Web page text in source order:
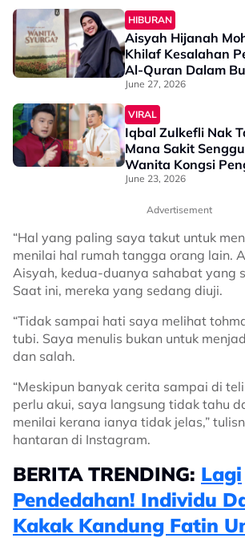
HIBURAN
Aisyah Hijanah
Khilaf Kesalahan
Al-Quran Dalam
“Sepatutnya
Imej Figura…”
June 27, 2026
VIRAL
Iqbal Zulkefli Nak
Mana Sakit
Wanita Kongsi
Ilmu - “Itu Ada
June 23, 2026
Advertisement
“Hal yang paling saya takut untuk
menilai hal rumah tangga orang lain.
Aisyah, kedua-duanya sahabat yang
Saat ini, mereka yang sedang diuji.
“Tidak sampai hati saya melihat
tubi. Saya menulis bukan untuk
dan salah.
“Meskipun banyak cerita sampai di
perlu akui, saya langsung tidak tahu
menilai kerana ianya tidak jelas,”
hantaran di Instagram.
BERITA TRENDING: Lagi
Pendedahan! Individu
Kakak Kandung Fatin